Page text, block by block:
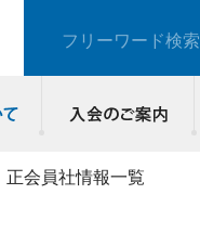
フリーワード検索
正会員社情報一覧